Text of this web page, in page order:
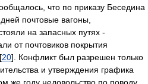
что по приказу Беседина
почтовые вагоны,
на запасных путях -
от почтовиков покрытия
20]. Конфликт был разрешен только
и утверждения графика